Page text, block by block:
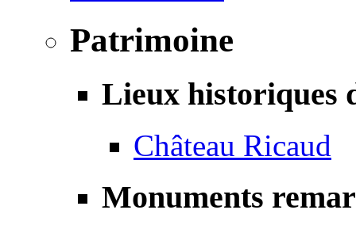
Patrimoine
Lieux historiques
Château Ricaud
Monuments